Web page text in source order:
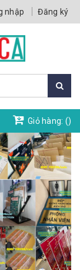
nhập Đăng ký
Giỏ hàng: ()